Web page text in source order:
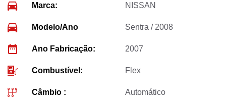
Marca: NISSAN
Modelo/Ano Sentra / 2008
Ano Fabricação: 2007
Combustível: Flex
Câmbio : Automático